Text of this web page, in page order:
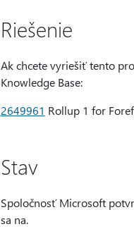
Riešenie
Ak chcete vyriešiť tento
Knowledge Base:
2649961 Rollup 1 for
Stav
Spoločnosť Microsoft
sa na.